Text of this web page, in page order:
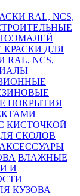
RAL, NCS,
КРАСКИ ДЛЯ
NCS,
ПОКРЫТИЯ
КИСТОЧКОЙ
СКОЛОВ
ВЛАЖНЫЕ
И
КУЗОВА